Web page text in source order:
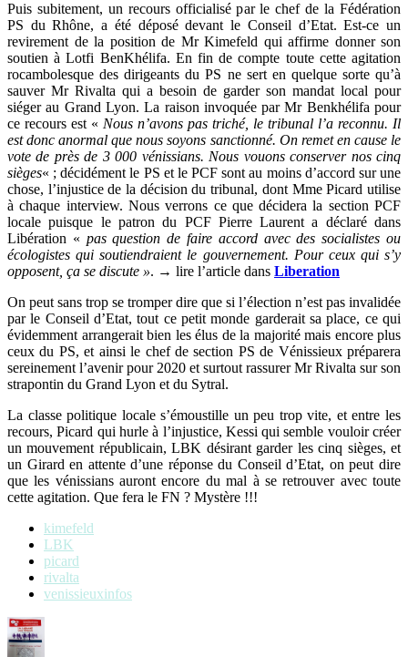
Puis subitement, un recours officialisé par le chef de la Fédération
PS du Rhône, a été déposé devant le Conseil d’Etat. Est-ce un
revirement de la position de Mr Kimefeld qui affirme donner son
soutien à Lotfi BenKhélifa. En fin de compte toute cette agitation
rocambolesque des dirigeants du PS ne sert en quelque sorte qu’à
sauver Mr Rivalta qui a besoin de garder son mandat local pour
siéger au Grand Lyon. La raison invoquée par Mr Benkhélifa pour
ce recours est « Nous n’avons pas triché, le tribunal l’a reconnu. Il
est donc anormal que nous soyons sanctionné. On remet en cause le
vote de près de 3 000 vénissians. Nous vouons conserver nos cinq
sièges« ; décidément le PS et le PCF sont au moins d’accord sur une
chose, l’injustice de la décision du tribunal, dont Mme Picard utilise
à chaque interview. Nous verrons ce que décidera la section PCF
locale puisque le patron du PCF Pierre Laurent a déclaré dans
Libération « pas question de faire accord avec des socialistes ou
écologistes qui soutiendraient le gouvernement. Pour ceux qui s’y
opposent, ça se discute ». → lire l’article dans Liberation
On peut sans trop se tromper dire que si l’élection n’est pas invalidée
par le Conseil d’Etat, tout ce petit monde garderait sa place, ce qui
évidemment arrangerait bien les élus de la majorité mais encore plus
ceux du PS, et ainsi le chef de section PS de Vénissieux préparera
sereinement l’avenir pour 2020 et surtout rassurer Mr Rivalta sur son
strapontin du Grand Lyon et du Sytral.
La classe politique locale s’émoustille un peu trop vite, et entre les
recours, Picard qui hurle à l’injustice, Kessi qui semble vouloir créer
un mouvement républicain, LBK désirant garder les cinq sièges, et
un Girard en attente d’une réponse du Conseil d’Etat, on peut dire
que les vénissians auront encore du mal à se retrouver avec toute
cette agitation. Que fera le FN ? Mystère !!!
kimefeld
LBK
picard
rivalta
venissieuxinfos